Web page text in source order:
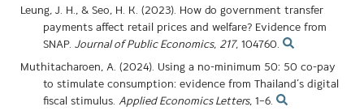
Leung, J. H., & Seo, H. K. (2023). How do government transfer
payments affect retail prices and welfare? Evidence from
SNAP. Journal of Public Economics, 217, 104760.
Muthitacharoen, A. (2024). Using a no-minimum 50: 50 co-pay
to stimulate consumption: evidence from Thailand’s digital
fiscal stimulus. Applied Economics Letters, 1–6.